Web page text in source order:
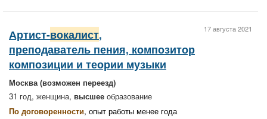
17 августа 2021
Артист-вокалист,
преподаватель пения, композитор
композиции и теории музыки
Москва(возможен переезд)
31 год, женщина, высшее образование
По договоренности, опыт работы менее года